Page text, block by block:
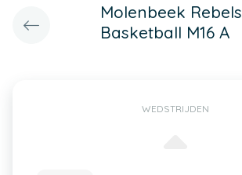
Molenbeek Rebels
Basketball M16 A
WEDSTRIJDEN